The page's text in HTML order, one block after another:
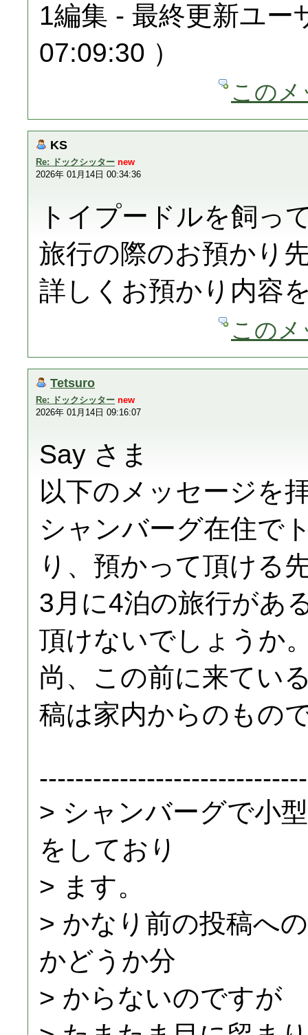
1編集 - 最終更新ユー
07:09:30 ）
この
KS
Re: ドックシッター new
2026年 01月14日 00:34:36
トイプードルを飼っ
旅行の際のお預かり
詳しくお預かり内容
この
Tetsuro
Re: ドックシッター new
2026年 01月14日 09:16:07
Say さま
以下のメッセージを
シャンバーグ在住で
り、預かって頂ける
3月に4泊の旅行があ
頂けないでしょうか
尚、この前に来てい
稿は家内からのもの
> シャンバーグで小
をしており
> ます。
> かなり前の投稿へ
かどうか分
> からないのですが